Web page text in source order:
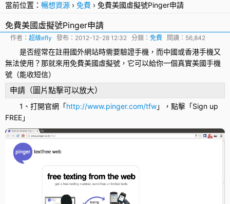
當前位置： 暢想資源 › 免費 › 免費美國虛擬號Pinger申請
免費美國虛擬號Pinger申請
作者： 超級efly 發布： 2012-12-28 12:32 分類： 免費 閱讀：56,842
是否經常在註冊國外網站時需要驗證手機，而中國或香港手機又
無法使用？那就來用免費美國虛擬號，它可以給你一個真實美國手機
號（能收短信）
申請（圖片點擊可以放大）
1、打開官網「http://www.pinger.com/tfw」，點擊「Sign up
FREE」